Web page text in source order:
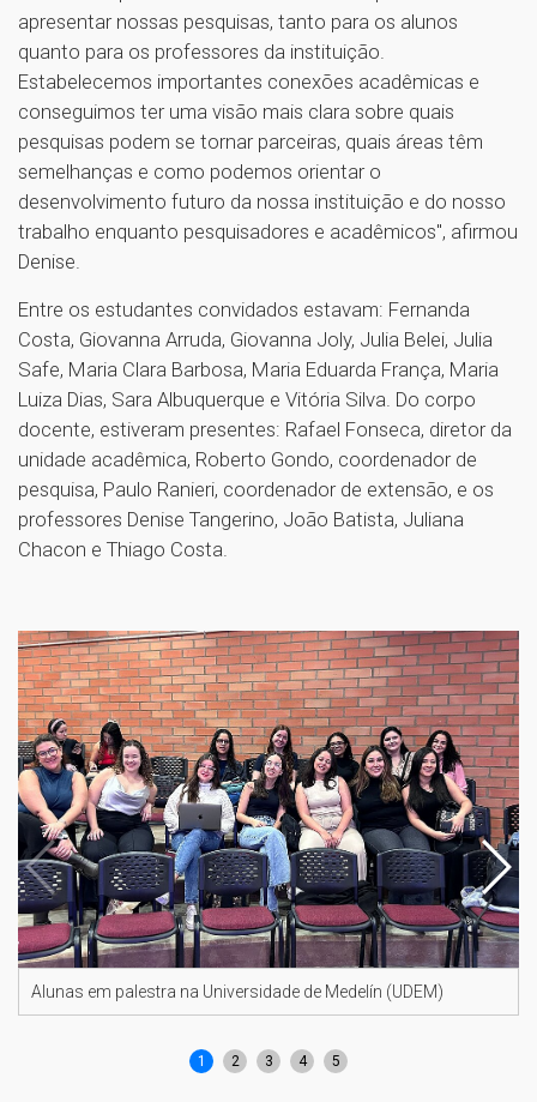
apresentar nossas pesquisas, tanto para os alunos
quanto para os professores da instituição.
Estabelecemos importantes conexões acadêmicas e
conseguimos ter uma visão mais clara sobre quais
pesquisas podem se tornar parceiras, quais áreas têm
semelhanças e como podemos orientar o
desenvolvimento futuro da nossa instituição e do nosso
trabalho enquanto pesquisadores e acadêmicos", afirmou
Denise.
Entre os estudantes convidados estavam: Fernanda
Costa, Giovanna Arruda, Giovanna Joly, Julia Belei, Julia
Safe, Maria Clara Barbosa, Maria Eduarda França, Maria
Luiza Dias, Sara Albuquerque e Vitória Silva. Do corpo
docente, estiveram presentes: Rafael Fonseca, diretor da
unidade acadêmica, Roberto Gondo, coordenador de
pesquisa, Paulo Ranieri, coordenador de extensão, e os
professores Denise Tangerino, João Batista, Juliana
Chacon e Thiago Costa.
Alunas em palestra na Universidade de Medelín (UDEM)
1 2 3 4 5